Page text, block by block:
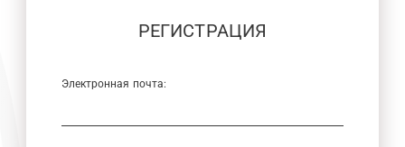
РЕГИСТРАЦИЯ
Электронная почта: